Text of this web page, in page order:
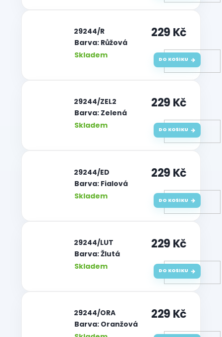
Barva: Růžová
Skladem
| 29244/R 229 Kč
DO KOŠÍKU
Barva: Zelená
Skladem
| 29244/ZEL2 229 Kč
DO KOŠÍKU
Barva: Fialová
Skladem
| 29244/ED 229 Kč
DO KOŠÍKU
Barva: Žlutá
Skladem
| 29244/LUT 229 Kč
DO KOŠÍKU
Barva: Oranžová
| 29244/ORA 229 Kč